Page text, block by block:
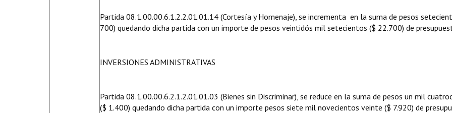
Partida 08.1.00.00.6.1.2.2.01.01.14 (Cortesía y Homenaje), se incrementa en la suma de pesos
700) quedando dicha partida con un importe de pesos veintidós mil setecientos ($ 22.700) de
INVERSIONES ADMINISTRATIVAS
Partida 08.1.00.00.6.2.1.2.01.01.03 (Bienes sin Discriminar), se reduce en la suma de pesos un mil
($ 1.400) quedando dicha partida con un importe pesos siete mil novecientos veinte ($ 7.920) de